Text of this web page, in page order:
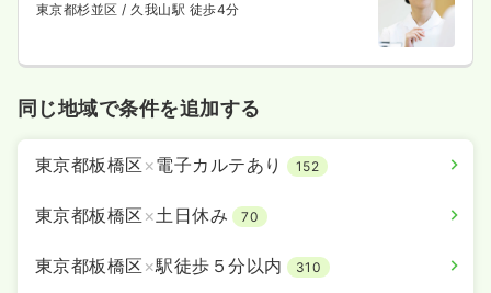
東京都杉並区/ 久我山駅 徒歩4分
同じ地域で条件を追加する
東京都板橋区 ×電子カルテあり 152
東京都板橋区 ×土日休み 70
東京都板橋区 ×駅徒歩５分以内 310